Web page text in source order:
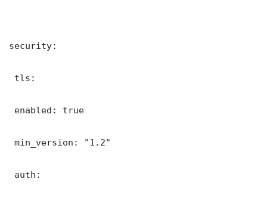
security:
tls:
enabled: true
min_version: "1.2"
auth: